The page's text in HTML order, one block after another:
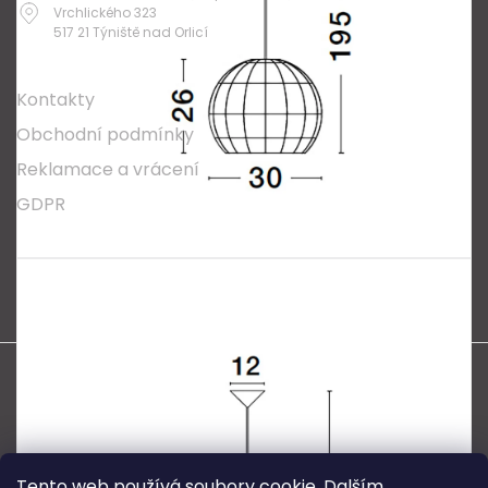
Vrchlického 323
517 21 Týniště nad Orlicí
Kontakty
Obchodní podmínky
Reklamace a vrácení
GDPR
Vytvořil Shoptet
Copyright 2026SPECTRUM CZ s.r.o.. Všechna práva